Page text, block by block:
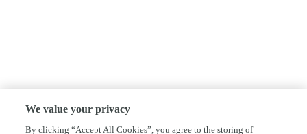
We value your privacy
By clicking “Accept All Cookies”, you agree to the storing of